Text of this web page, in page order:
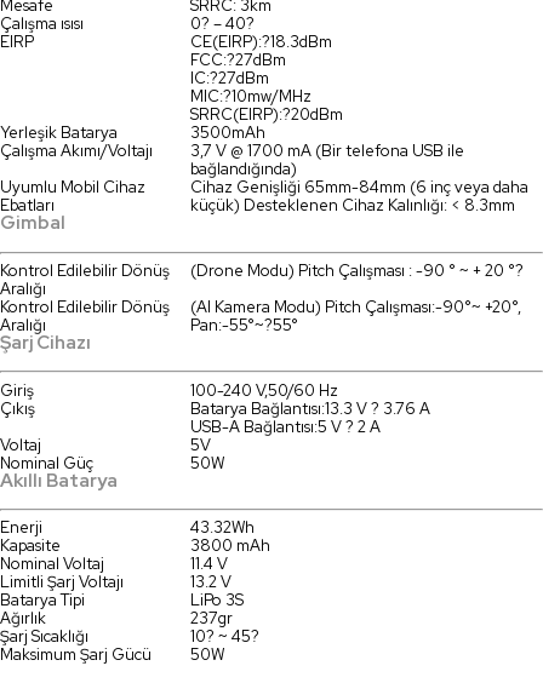
Mesafe
SRRC: 3km
Çalışma ısısı
0? – 40?
EIRP
CE(EIRP):?18.3dBm
FCC:?27dBm
IC:?27dBm
MIC:?10mw/MHz
SRRC(EIRP):?20dBm
Yerleşik Batarya
3500mAh
Çalışma Akımı/Voltajı
3,7 V @ 1700 mA (Bir telefona USB ile
bağlandığında)
Uyumlu Mobil Cihaz
Ebatları
Cihaz Genişliği 65mm-84mm (6 inç veya daha
küçük) Desteklenen Cihaz Kalınlığı: < 8.3mm
Gimbal
Kontrol Edilebilir Dönüş
Aralığı
(Drone Modu) Pitch Çalışması : -90 ° ~ + 20 °?
Kontrol Edilebilir Dönüş
Aralığı
(AI Kamera Modu) Pitch Çalışması:-90°~ +20°,
Pan:-55°~?55°
Şarj Cihazı
Giriş
100-240 V,50/60 Hz
Çıkış
Batarya Bağlantısı:13.3 V ? 3.76 A
USB-A Bağlantısı:5 V ? 2 A
Voltaj
5V
Nominal Güç
50W
Akıllı Batarya
Enerji
43.32Wh
Kapasite
3800 mAh
Nominal Voltaj
11.4 V
Limitli Şarj Voltajı
13.2 V
Batarya Tipi
LiPo 3S
Ağırlık
237gr
Şarj Sıcaklığı
10? ~ 45?
Maksimum Şarj Gücü
50W